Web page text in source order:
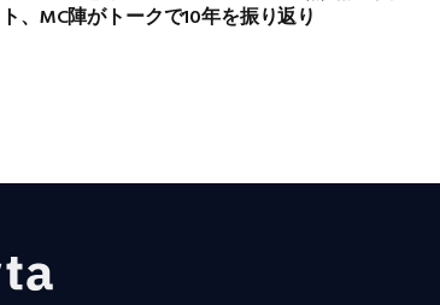
ト、MC陣がトークで10年を振り返り